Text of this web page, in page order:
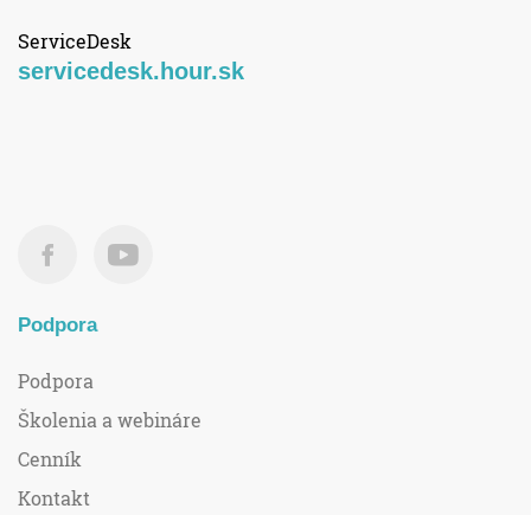
ServiceDesk
servicedesk.hour.sk
Podpora
Podpora
Školenia a webináre
Cenník
Kontakt